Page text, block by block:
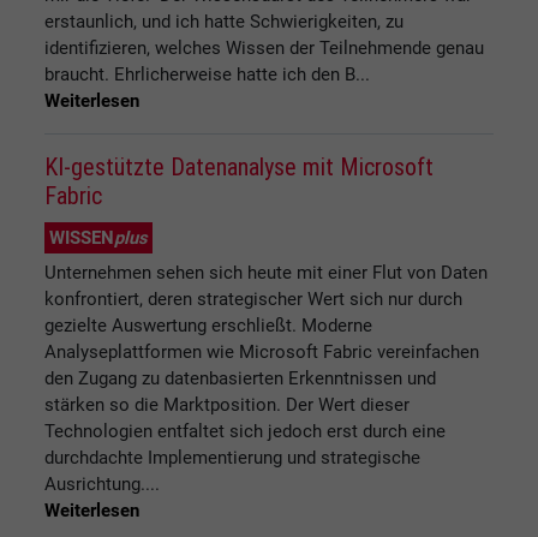
erstaunlich, und ich hatte Schwierigkeiten, zu
identifizieren, welches Wissen der Teilnehmende genau
braucht. Ehrlicherweise hatte ich den B...
Weiterlesen
KI-gestützte Datenanalyse mit Microsoft
Fabric
WISSENplus
Unternehmen sehen sich heute mit einer Flut von Daten
konfrontiert, deren strategischer Wert sich nur durch
gezielte Auswertung erschließt. Moderne
Analyseplattformen wie Microsoft Fabric vereinfachen
den Zugang zu datenbasierten Erkenntnissen und
stärken so die Marktposition. Der Wert dieser
Technologien entfaltet sich jedoch erst durch eine
durchdachte Implementierung und strategische
Ausrichtung....
Weiterlesen